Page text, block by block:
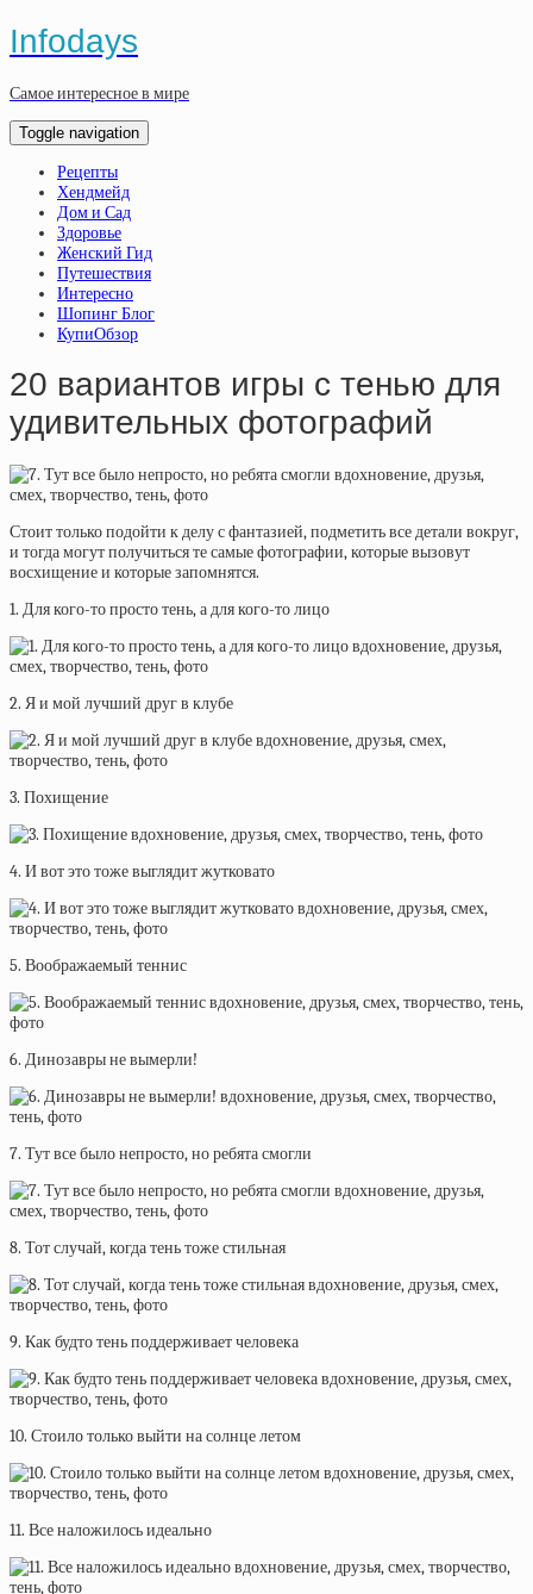
Infodays
Самое интересное в мире
Toggle navigation
Рецепты
Хендмейд
Дом и Сад
Здоровье
Женский Гид
Путешествия
Интересно
Шопинг Блог
КупиОбзор
20 вариантов игры с тенью для
удивительных фотографий
Стоит только подойти к делу с фантазией, подметить все детали вокруг,
и тогда могут получиться те самые фотографии, которые вызовут
восхищение и которые запомнятся.
1. Для кого-то просто тень, а для кого-то лицо
2. Я и мой лучший друг в клубе
3. Похищение
4. И вот это тоже выглядит жутковато
5. Воображаемый теннис
6. Динозавры не вымерли!
7. Тут все было непросто, но ребята смогли
8. Тот случай, когда тень тоже стильная
9. Как будто тень поддерживает человека
10. Стоило только выйти на солнце летом
11. Все наложилось идеально